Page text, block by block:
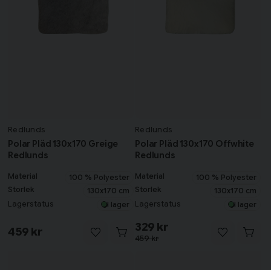
Redlunds
Polar Pläd 130x170 Greige
Redlunds
Material
100 % Polyester
Storlek
130x170 cm
Lagerstatus I lager
459 kr
Redlunds
Polar Pläd 130x170 Offwhite
Redlunds
Material
100 % Polyester
Storlek
130x170 cm
Lagerstatus I lager
459 kr
329 kr